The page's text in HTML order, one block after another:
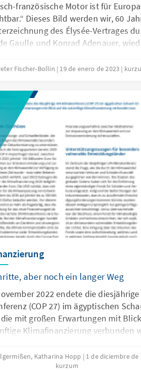
französische Motor ist für Europa
Dieses Bild werden wir, 60
des Élysée-Vertrages
Gaulle und Konrad Adenauer,
für die europäische
der sechs Gründerstaaten.
durch die USA, im Kalten Krieg
Fischer-Bollin 19 de enero de 2023
aber noch ein langer Weg
2022 endete die diesjährige
(COP 27) im ägyptischen
die mit großen Erwartungen mit
Klimafinanzierung verbunden
Katharina Hopp
1 de diciembre de
kurzum